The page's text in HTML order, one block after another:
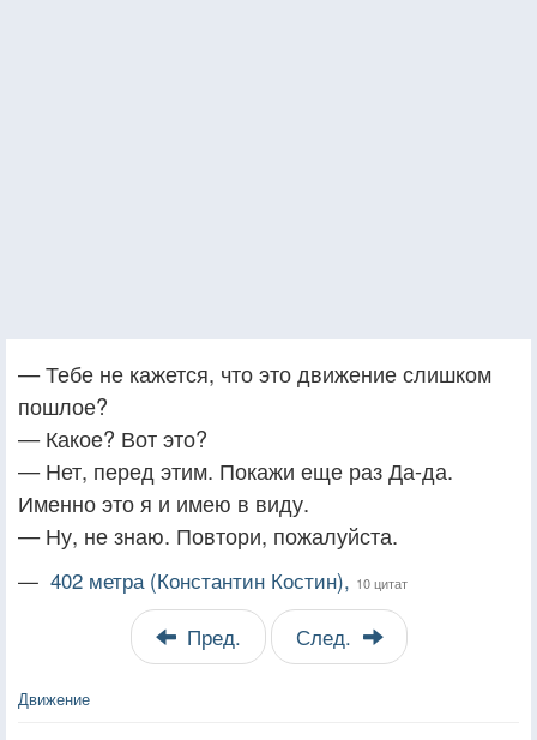
— Тебе не кажется, что это движение слишком
пошлое?
— Какое? Вот это?
— Нет, перед этим. Покажи еще раз Да-да.
Именно это я и имею в виду.
— Ну, не знаю. Повтори, пожалуйста.
— 402 метра (Константин Костин), 10 цитат
Пред. След.
Движение